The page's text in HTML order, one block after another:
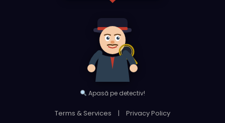
Apasă pe detectiv!
Terms & Services | Privacy Policy